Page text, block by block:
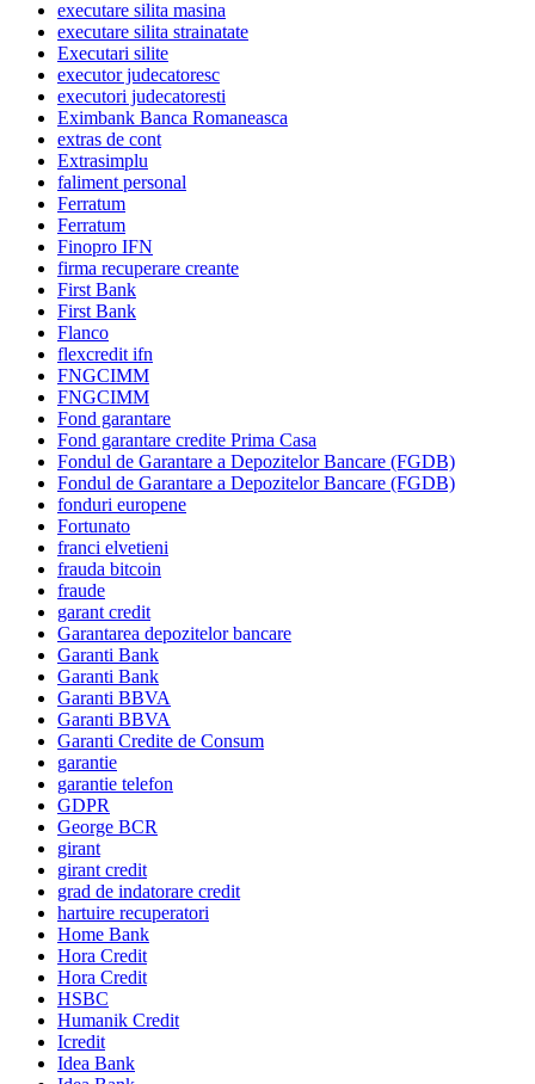
executare silita masina
executare silita strainatate
Executari silite
executor judecatoresc
executori judecatoresti
Eximbank Banca Romaneasca
extras de cont
Extrasimplu
faliment personal
Ferratum
Ferratum
Finopro IFN
firma recuperare creante
First Bank
First Bank
Flanco
flexcredit ifn
FNGCIMM
FNGCIMM
Fond garantare
Fond garantare credite Prima Casa
Fondul de Garantare a Depozitelor Bancare (FGDB)
Fondul de Garantare a Depozitelor Bancare (FGDB)
fonduri europene
Fortunato
franci elvetieni
frauda bitcoin
fraude
garant credit
Garantarea depozitelor bancare
Garanti Bank
Garanti Bank
Garanti BBVA
Garanti BBVA
Garanti Credite de Consum
garantie
garantie telefon
GDPR
George BCR
girant
girant credit
grad de indatorare credit
hartuire recuperatori
Home Bank
Hora Credit
Hora Credit
HSBC
Humanik Credit
Icredit
Idea Bank